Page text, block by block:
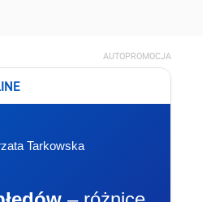
AUTOPROMOCJA
Tarkowska